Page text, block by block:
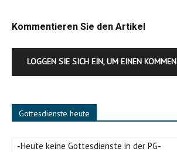
Kommentieren Sie den Artikel
LOGGEN SIE SICH EIN, UM EINEN
Gottesdienste heute
-Heute keine Gottesdienste in der PG-